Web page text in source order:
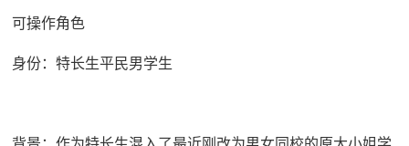
可操作角色
身份：特长生平民男学生